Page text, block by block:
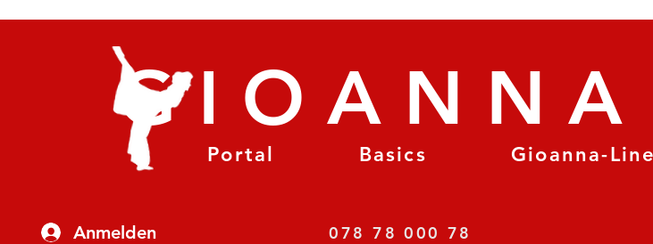
Anmelden
Portal Basics Gioanna-Line
GIOANNA
078 78 000